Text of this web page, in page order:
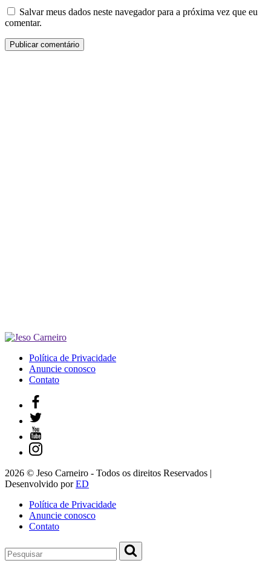
Salvar meus dados neste navegador para a próxima vez que eu
comentar.
Política de Privacidade
Anuncie conosco
Contato
2026 © Jeso Carneiro - Todos os direitos Reservados |
Desenvolvido porED
Política de Privacidade
Anuncie conosco
Contato